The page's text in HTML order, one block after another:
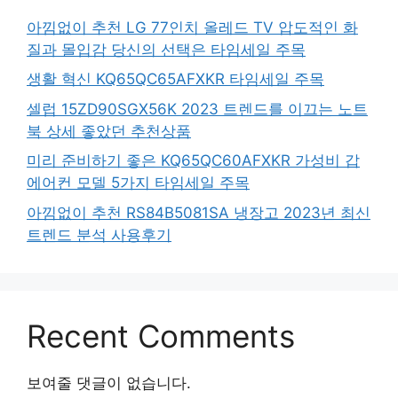
아낌없이 추천 LG 77인치 올레드 TV 압도적인 화
질과 몰입감 당신의 선택은 타임세일 주목
생활 혁신 KQ65QC65AFXKR 타임세일 주목
셀럽 15ZD90SGX56K 2023 트렌드를 이끄는 노트
북 상세 좋았던 추천상품
미리 준비하기 좋은 KQ65QC60AFXKR 가성비 갑
에어컨 모델 5가지 타임세일 주목
아낌없이 추천 RS84B5081SA 냉장고 2023년 최신
트렌드 분석 사용후기
Recent Comments
보여줄 댓글이 없습니다.